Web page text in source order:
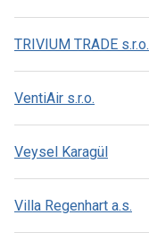
TRIVIUM TRADE s.r.o.
VentiAir s.r.o.
Veysel Karagül
Villa Regenhart a.s.